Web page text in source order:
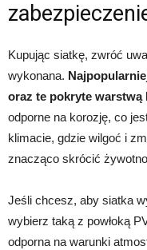
Kupując siatkę, zwróć
wykonana.
oraz te pokryte warstwą
odporne na korozję, co
klimacie, gdzie wilgoć i
znacząco skrócić
Jeśli chcesz, aby siatka
wybierz taką z powłoką
odporna na warunki